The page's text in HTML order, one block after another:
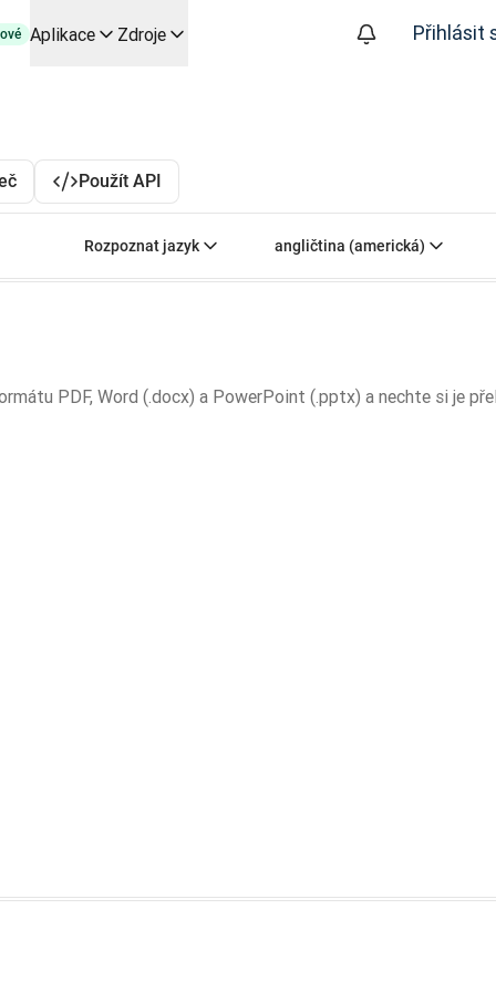
založené na AI pro klíčové případy použití a integrace
překladatelské pracovní postupy od začátku do konce,
Aplikace Zdroje Přihlásit
Použít API
Zvolte zdrojový jazyk. Aktuální volba:
Rozpoznat jazyk Zvolte cílový jazyk.
angličtina (americká)
PDF, Word (.docx) a PowerPoint (.pptx) a nechte si je